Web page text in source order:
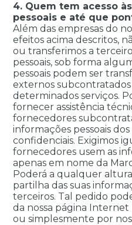
4. Quem tem acesso
pessoais e até que
Além das empresas do
efeitos acima descritos,
ou transferimos a
pessoais, sob forma
pessoais podem ser
externos
determinados serviços.
fornecer assistência
fornecedores
informações pessoais
confidenciais. Exigimos
fornecedores usem as
apenas em nome da
Poderá a qualquer
partilha das suas
terceiros. Tal pedido
da nossa página
ou simplesmente por